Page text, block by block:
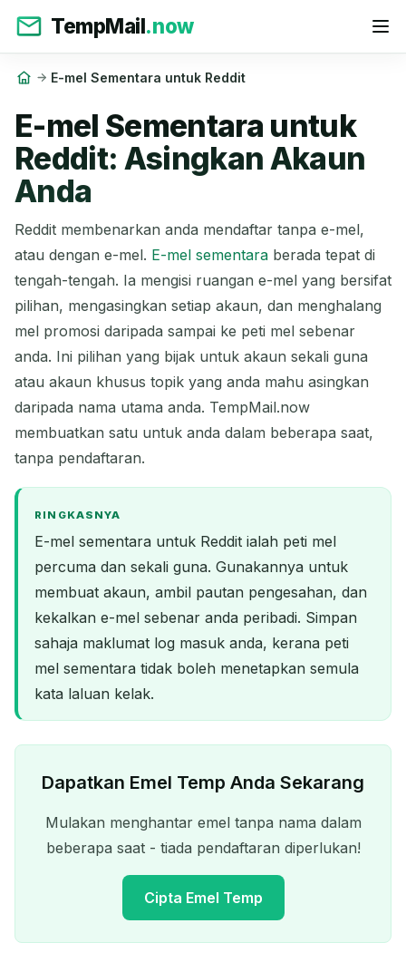
TempMail.now
E-mel Sementara untuk Reddit
E-mel Sementara untuk
Reddit: Asingkan Akaun
Anda
Reddit membenarkan anda mendaftar tanpa e-mel,
atau dengan e-mel. E-mel sementara berada tepat di
tengah-tengah. Ia mengisi ruangan e-mel yang bersifat
pilihan, mengasingkan setiap akaun, dan menghalang
mel promosi daripada sampai ke peti mel sebenar
anda. Ini pilihan yang bijak untuk akaun sekali guna
atau akaun khusus topik yang anda mahu asingkan
daripada nama utama anda. TempMail.now
membuatkan satu untuk anda dalam beberapa saat,
tanpa pendaftaran.
RINGKASNYA
E-mel sementara untuk Reddit ialah peti mel
percuma dan sekali guna. Gunakannya untuk
membuat akaun, ambil pautan pengesahan, dan
kekalkan e-mel sebenar anda peribadi. Simpan
sahaja maklumat log masuk anda, kerana peti
mel sementara tidak boleh menetapkan semula
kata laluan kelak.
Dapatkan Emel Temp Anda Sekarang
Mulakan menghantar emel tanpa nama dalam
beberapa saat - tiada pendaftaran diperlukan!
Cipta Emel Temp